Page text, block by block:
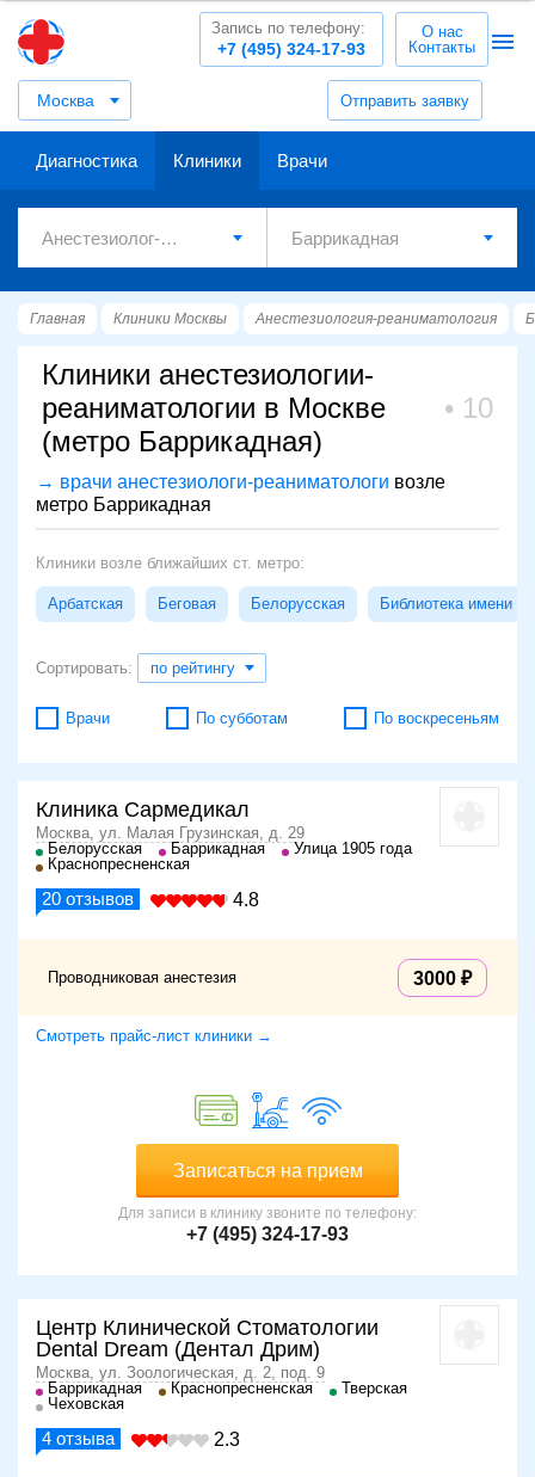
Москва Отправить заявку
+7 (495) 324-17-93
Запись по телефону:
О нас
Контакты
Диагностика Клиники Врачи
Главная Клиники Москвы Анестезиология-реаниматология
Клиники анестезиологии-
реаниматологии в Москве
(метро Баррикадная)
10
→ врачи анестезиологи-реаниматологи возле
метро Баррикадная
Клиники возле ближайших ст. метро:
Арбатская Беговая Белорусская Библиотека имени
Сортировать: по рейтингу
Врачи По субботам По воскресеньям
Клиника Сармедикал
Москва, ул. Малая Грузинская, д. 29
Белорусская
Баррикадная
Улица 1905 года
Краснопресненская
20 отзывов 4.8
Проводниковая анестезия 3000
Смотреть прайс-лист клиники →
Записаться на прием
Для записи в клинику звоните по телефону:
+7 (495) 324-17-93
Центр Клинической Стоматологии
Dental Dream (Дентал Дрим)
Москва, ул. Зоологическая, д. 2, под. 9
Баррикадная
Краснопресненская
Тверская
Чеховская
4 отзыва 2.3